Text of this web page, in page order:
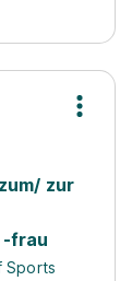
zur
-frau
Sports